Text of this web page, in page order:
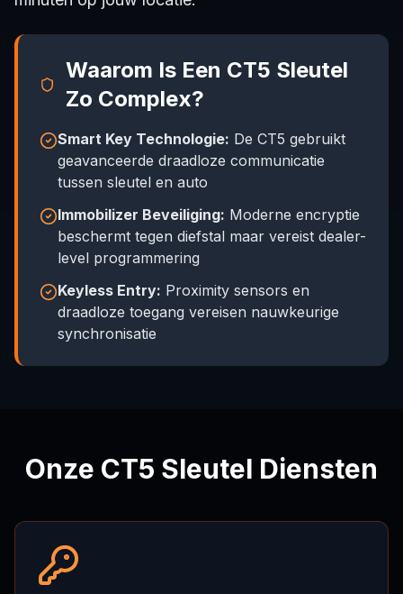
Waarom Is Een CT5 Sleutel
Zo Complex?
Smart Key Technologie: De CT5 gebruikt
geavanceerde draadloze communicatie
tussen sleutel en auto
Immobilizer Beveiliging: Moderne encryptie
beschermt tegen diefstal maar vereist dealer-
level programmering
Keyless Entry: Proximity sensors en
draadloze toegang vereisen nauwkeurige
synchronisatie
Onze CT5 Sleutel Diensten